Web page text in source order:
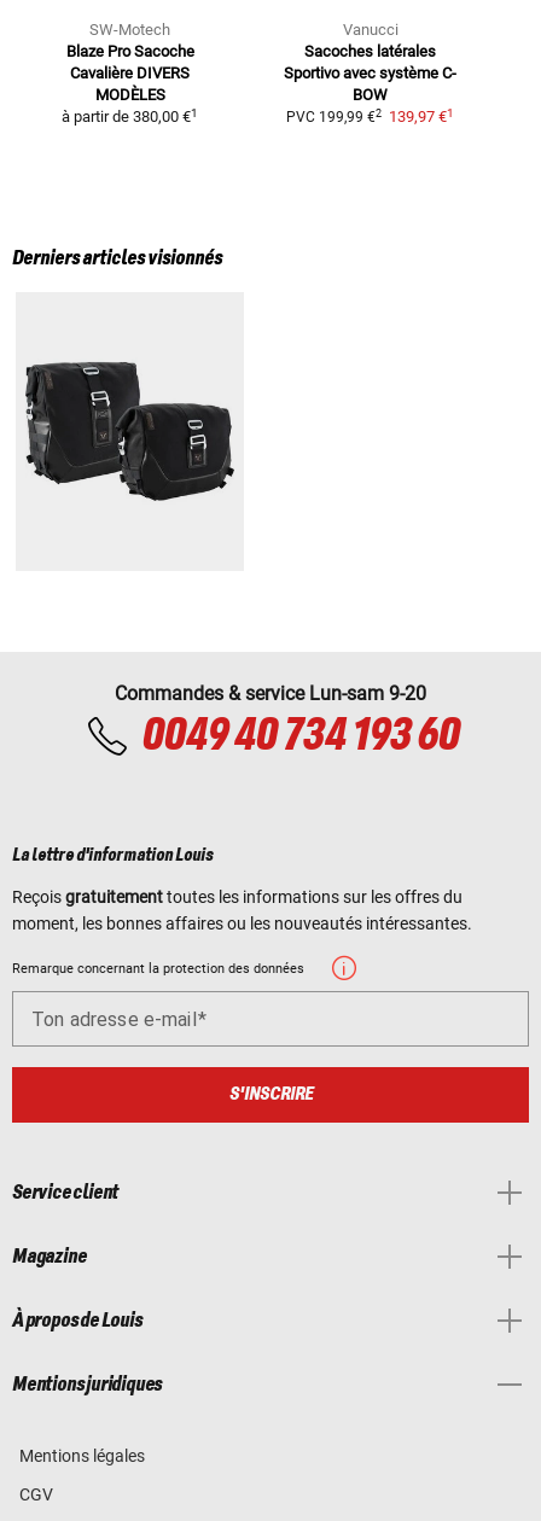
SW-Motech
Blaze Pro Sacoche
Cavalière DIVERS
MODÈLES
à partir de 380,00 €1
Vanucci
Sacoches latérales
Sportivo avec système C-
BOW
PVC 199,99 €2 139,97 €1
Derniers articles visionnés
Commandes & service Lun-sam 9-20
0049 40 734 193 60
La lettre d'information Louis
Reçoisgratuitementtoutes les informations sur les offres du
moment, les bonnes affaires ou les nouveautés intéressantes.
Remarque concernant la protection des données
Ton adresse e-mail
S'INSCRIRE
Service client
Magazine
À propos de Louis
Mentions juridiques
Mentions légales
CGV